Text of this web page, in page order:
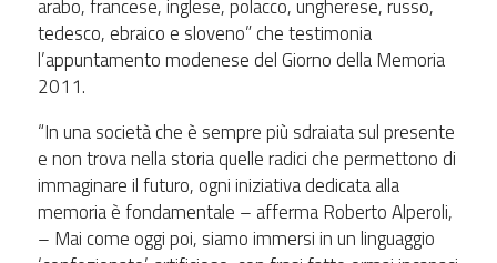
arabo, francese, inglese, polacco, ungherese, russo,
tedesco, ebraico e sloveno” che testimonia
l’appuntamento modenese del Giorno della Memoria
2011.
“In una società che è sempre più sdraiata sul presente
e non trova nella storia quelle radici che permettono di
immaginare il futuro, ogni iniziativa dedicata alla
memoria è fondamentale – afferma Roberto Alperoli,
– Mai come oggi poi, siamo immersi in un linguaggio